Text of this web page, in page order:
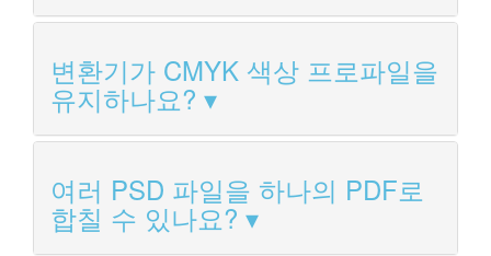
변환기가 CMYK 색상 프로파일을
유지하나요?
여러 PSD 파일을 하나의 PDF로
합칠 수 있나요?